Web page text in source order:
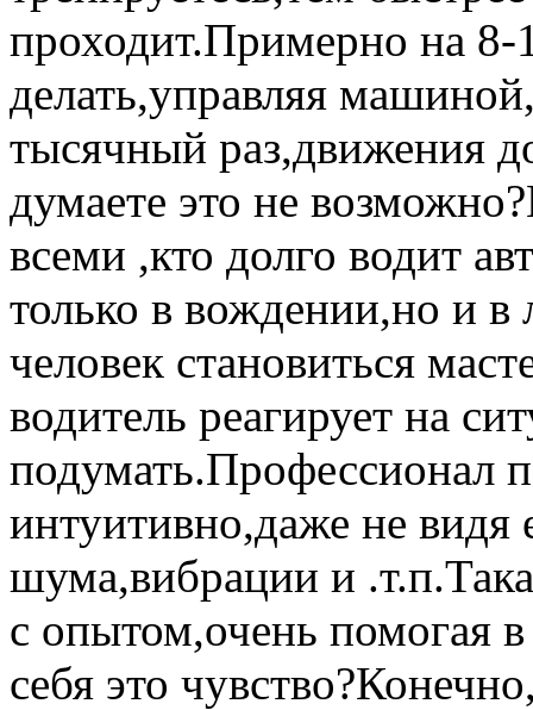
проходит.Примерно на 8-
делать,управляя
тысячный раз,движения
думаете это не
всеми ,кто долго водит
только в вождении,но и в
человек становиться
водитель реагирует на
подумать.Профессионал
интуитивно,даже не
шума,вибрации и
с опытом,очень помогая
себя это